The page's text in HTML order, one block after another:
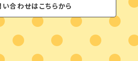
合わせはこちらから